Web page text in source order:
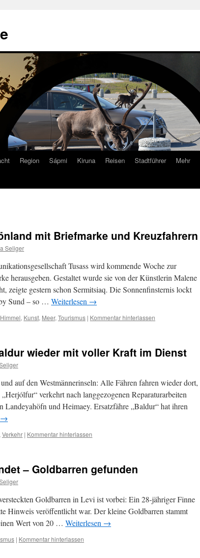
Region Sápmi Kiruna Reisen Stadtführer Mehr
mit Briefmarke und Kreuzfahrern
Seliger
Tusass wird kommende Woche zur
herausgeben. Gestaltet wurde sie von der Künstlerin Malene
zeigte gestern schon Sermitsiaq. Die Sonnenfinsternis lockt
Sund – so … Weiterlesen →
Himmel, Kunst, Meer, Tourismus | Kommentar hinterlassen
wieder mit voller Kraft im Dienst
auf den Westmännerinseln: Alle Fähren fahren wieder dort,
verkehrt nach langgezogenen Reparaturarbeiten
und Heimaey. Ersatzfähre „Baldur“ hat ihren
→
Verkehr | Kommentar hinterlassen
– Goldbarren gefunden
Goldbarren in Levi ist vorbei: Ein 28-jähriger Finne
Hinweis veröffentlicht war. Der kleine Goldbarren stammt
Wert von 20 … Weiterlesen →
| Kommentar hinterlassen